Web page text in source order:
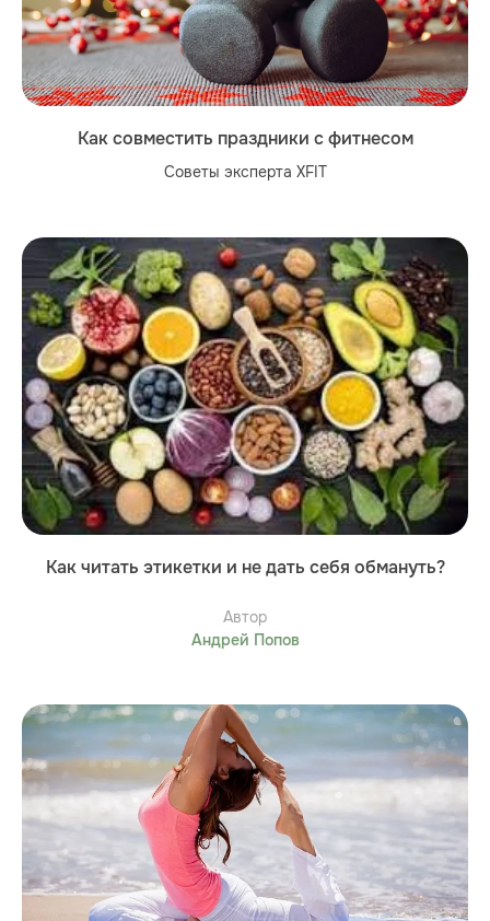
Как совместить праздники с фитнесом
Советы эксперта XFIT
Как читать этикетки и не дать себя обмануть?
Автор
Андрей Попов